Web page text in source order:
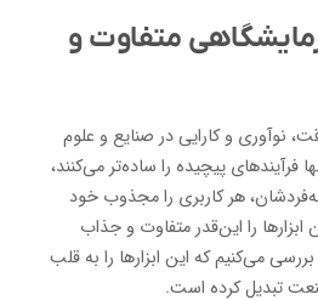
متفاوت و
نوآوری و کارایی در صنایع و علوم
فرآیندهای پیچیده را ساده‌تر می‌کنند،
هر کاربری را مجذوب خود
را این‌قدر متفاوت و جذاب
بررسی می‌کنیم که این ابزارها را به قلب
تبدیل کرده است.